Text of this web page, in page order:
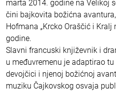
marta 2014. godine na Velikoj
čini bajkovita božićna
Hofmana „Krcko Oraščić i Kralj
godine.
Slavni francuski književnik i
u međuvremenu je adaptirao
devojčici i njenoj božićnoj
muziku Čajkovskog osvaja